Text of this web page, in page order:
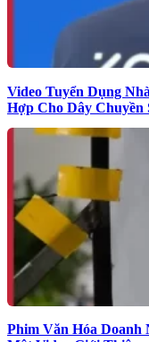
Video Tuyển Dụng
Hợp Cho Dây Chuyền
Phim Văn Hóa